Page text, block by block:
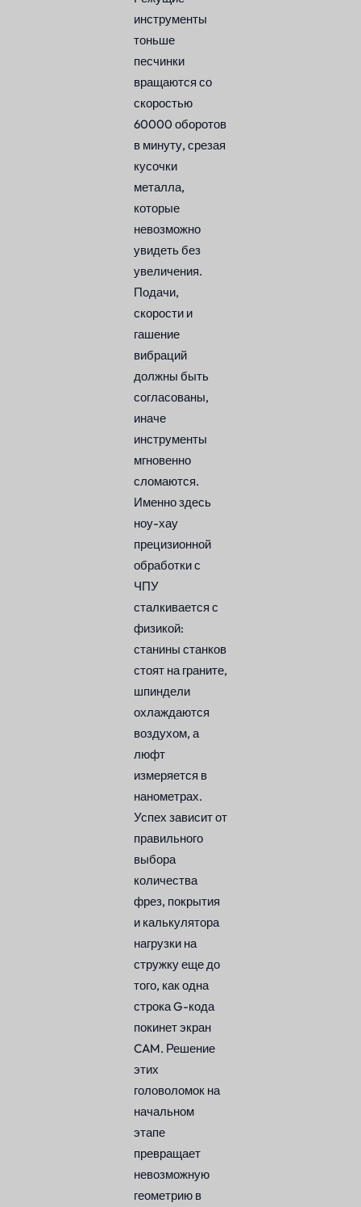
инструменты
тоньше
песчинки
вращаются со
скоростью
60000 оборотов
в минуту, срезая
кусочки
металла,
которые
невозможно
увидеть без
увеличения.
Подачи,
скорости и
гашение
вибраций
должны быть
согласованы,
иначе
инструменты
мгновенно
сломаются.
Именно здесь
ноу-хау
прецизионной
обработки с
ЧПУ
сталкивается с
физикой:
станины станков
стоят на граните,
шпиндели
охлаждаются
воздухом, а
люфт
измеряется в
нанометрах.
Успех зависит от
правильного
выбора
количества
фрез, покрытия
и калькулятора
нагрузки на
стружку еще до
того, как одна
строка G-кода
покинет экран
CAM. Решение
этих
головоломок на
начальном
этапе
превращает
невозможную
геометрию в